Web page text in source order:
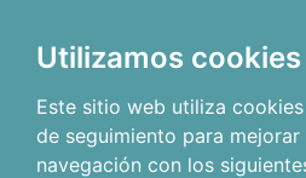
Utilizamos cookies
Este sitio web utiliza
de seguimiento para
navegación con los